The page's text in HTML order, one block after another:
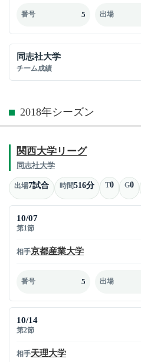
番号 5 出場
同志社大学
チーム成績
2018年シーズン
関西大学リーグ
同志社大学
出場7試合 時間516分 T0 G0
10/07
第1節
相手京都産業大学
番号 5 出場
10/14
第2節
相手天理大学